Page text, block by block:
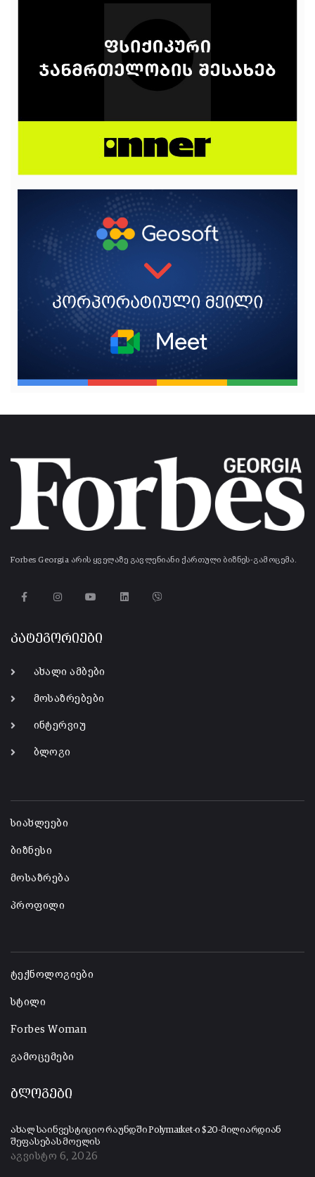
Forbes Georgia არის ყველაზე გავლენიანი ქართული ბიზნეს-გამოცემა.
კატეგორიები
ახალი ამბები
მოსაზრებები
ინტერვიუ
ბლოგი
სიახლეები
ბიზნესი
მოსაზრება
პროფილი
ტექნოლოგიები
სტილი
Forbes Woman
გამოცემები
ბლოგები
ახალ საინვესტიციო რაუნდში Polymarket-ი $20-მილიარდიან
შეფასებას მოელის
აგვისტო 6, 2026